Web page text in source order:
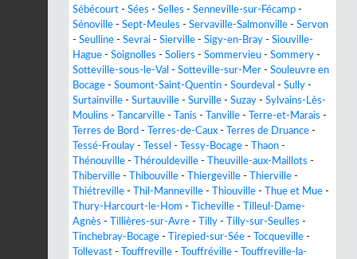
Sébécourt - Sées - Selles - Senneville-sur-Fécamp -
Sénoville - Sept-Meules - Servaville-Salmonville - Servon
- Seulline - Sevrai - Sierville - Sigy-en-Bray - Siouville-
Hague - Soignolles - Soliers - Sommervieu - Sommery -
Sotteville-sous-le-Val - Sotteville-sur-Mer - Souleuvre en
Bocage - Soumont-Saint-Quentin - Sourdeval - Sully -
Surtainville - Surtauville - Surville - Suzay - Sylvains-Lès-
Moulins - Tancarville - Tanis - Tanville - Terre-et-Marais -
Terres de Bord - Terres-de-Caux - Terres de Druance -
Tessé-Froulay - Tessel - Tessy-Bocage - Thaon -
Thénouville - Thérouldeville - Theuville-aux-Maillots -
Thiberville - Thibouville - Thiergeville - Thierville -
Thiétreville - Thil-Manneville - Thiouville - Thue et Mue -
Thury-Harcourt-le-Hom - Ticheville -
Tilleul-Dame-
Agnès - Tillières-sur-Avre - Tilly - Tilly-sur-Seulles -
Tinchebray-Bocage - Tirepied-sur-Sée - Tocqueville -
Tollevast - Touffreville - Touffréville -
Touffreville-la-